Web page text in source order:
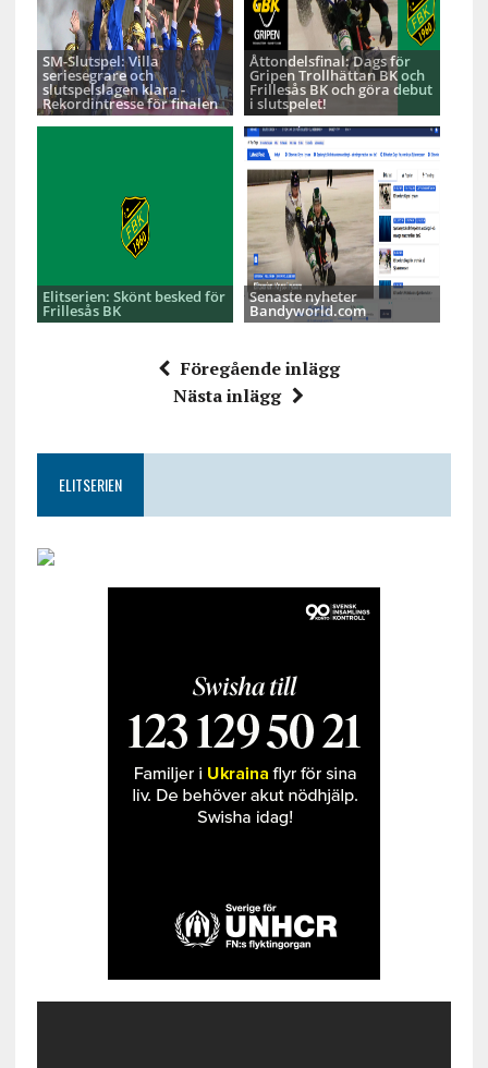
SM-Slutspel: Villa
seriesegrare och
slutspelslagen klara -
Rekordintresse för finalen
Åttondelsfinal: Dags för
Gripen Trollhättan BK och
Frillesås BK och göra debut
i slutspelet!
Elitserien: Skönt besked för
Frillesås BK
Senaste nyheter
Bandyworld.com
Föregående inlägg
Nästa inlägg
ELITSERIEN